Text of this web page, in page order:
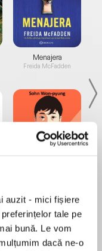
auzit - mici fișiere
tale pe
bună. Le vom
dacă ne-o
Menajera
Freida McFadden